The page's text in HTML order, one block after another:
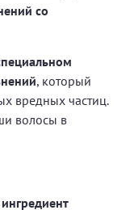
со
, который
вредных частиц.
волосы в